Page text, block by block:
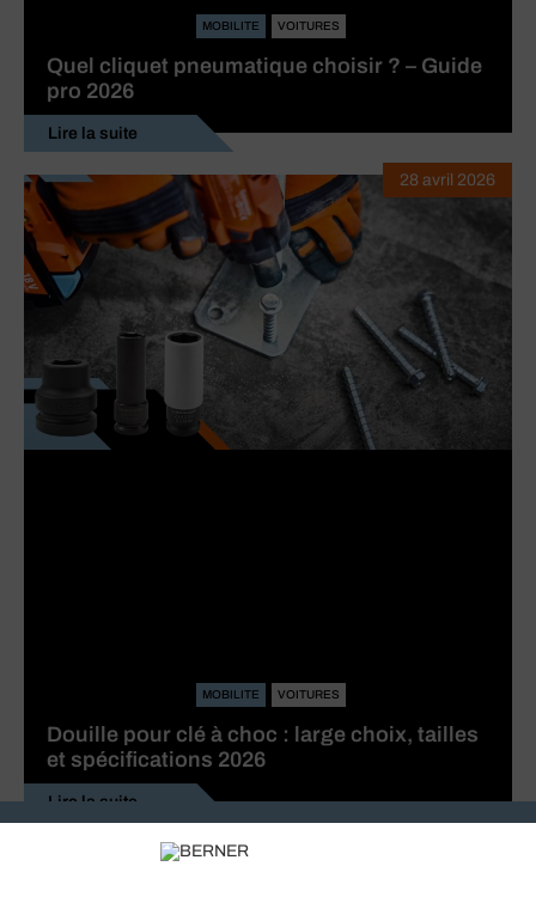
MOBILITE VOITURES
Quel cliquet pneumatique choisir ? – Guide
pro 2026
Lire la suite
MOBILITE VOITURES
Douille pour clé à choc : large choix, tailles
et spécifications 2026
Lire la suite
28 avril 2026